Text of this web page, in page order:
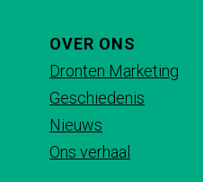
p
X
p
e
-
m
a
p
W
h
t
OVER ONS
Dronten Marketing
Geschiedenis
Nieuws
Ons verhaal